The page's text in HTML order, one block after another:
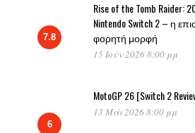
7.8
Rise of the Tomb Raider:
Nintendo Switch 2 – η
φορητή μορφή
15 Ιούν 2026 8:00 μμ
6
MotoGP 26 [Switch 2
13 Μάι 2026 8:00 μμ